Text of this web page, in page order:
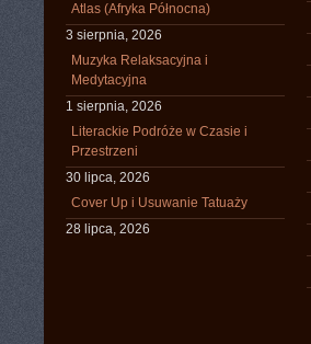
Atlas (Afryka Północna)
3 sierpnia, 2026
Muzyka Relaksacyjna i
Medytacyjna
1 sierpnia, 2026
Literackie Podróże w Czasie i
Przestrzeni
30 lipca, 2026
Cover Up i Usuwanie Tatuaży
28 lipca, 2026